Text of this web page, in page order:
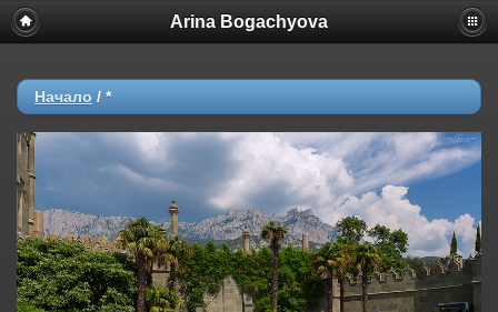
Arina Bogachyova
Начало / *